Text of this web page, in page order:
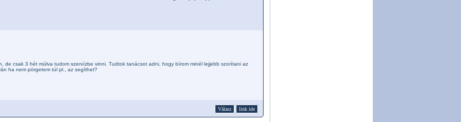
de csak 3 hét múlva tudom szervízbe vinni. Tudtok tanácsot adni, hogy bírom minél lejjebb szorítani az
ha nem pörgetem túl pl., az segíthet?
Válasz link ide